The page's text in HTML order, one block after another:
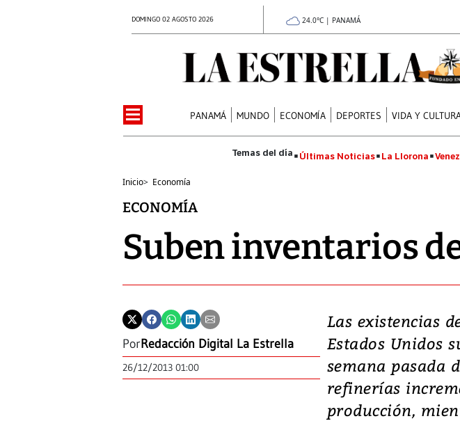
DOMINGO 02 AGOSTO 2026 24.0°C | PANAMÁ
PANAMÁ MUNDO ECONOMÍA DEPORTES VIDA Y
Últimas Noticias La Llorona
Inicio> Economía
ECONOMÍA
Suben inventarios
PorRedacción Digital La Estrella
26/12/2013 01:00
Las existencias
Estados Unidos
semana pasada
refinerías
producción,
Isidro
director
‘Vamos